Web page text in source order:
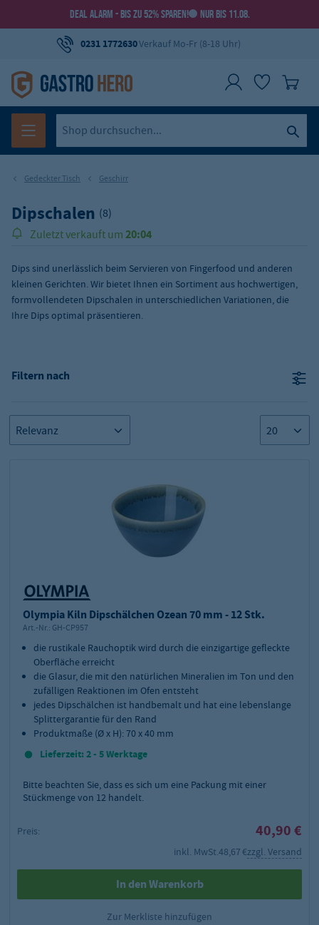
DEAL ALARM - BIS ZU 52% SPAREN! NUR BIS 11.08.
0231 1772630Verkauf Mo-Fr (8-18 Uhr)
Gedeckter Tisch Geschirr
Dipschalen (8)
Zuletzt verkauft um 20:04
Dips sind unerlässlich beim Servieren von Fingerfood und anderen
kleinen Gerichten. Wir bietet Ihnen ein Sortiment aus hochwertigen,
formvollendeten Dipschalen in unterschiedlichen Variationen, die
Ihre Dips optimal präsentieren.
Filtern nach
Olympia Kiln Dipschälchen Ozean 70 mm - 12 Stk.
Art.-Nr.: GH-CP957
die rustikale Rauchoptik wird durch die einzigartige gefleckte
Oberfläche erreicht
die Glasur, die mit den natürlichen Mineralien im Ton und den
zufälligen Reaktionen im Ofen entsteht
jedes Dipschälchen ist handbemalt und hat eine lebenslange
Splittergarantie für den Rand
Produktmaße (Ø x H): 70 x 40 mm
Lieferzeit: 2 - 5 Werktage
Bitte beachten Sie, dass es sich um eine Packung mit einer
Stückmenge von 12 handelt.
Preis: 40,90 €
inkl. MwSt.48,67 €zzgl. Versand
In den Warenkorb
Zur Merkliste hinzufügen